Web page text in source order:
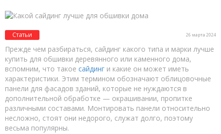
Статьи 26 марта 2024
Прежде чем разбираться, сайдинг какого типа и марки лучше
купить для обшивки деревянного или каменного дома,
вспомним, что такое сайдинг и какие он может иметь
характеристики. Этим термином обозначают облицовочные
панели для фасадов зданий, которые не нуждаются в
дополнительной обработке — окрашивании, пропитке
различными составами. Монтировать панели относительно
несложно, стоят они недорого, служат долго, поэтому
весьма популярны.